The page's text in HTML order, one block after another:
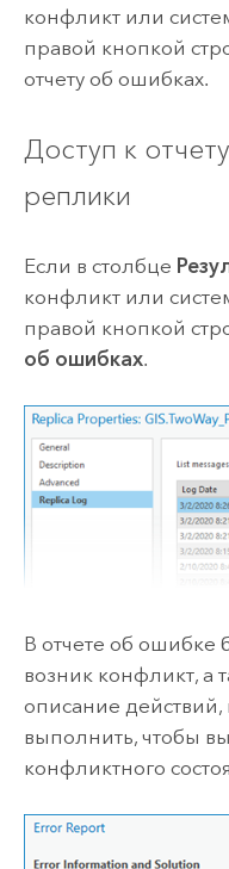
конфликт или
правой кнопкой
отчету об ошибках.
Доступ к
реплики
Если в столбце
конфликт или
правой кнопкой
об ошибках.
В отчете об ошибке
возник конфликт, а
описание
выполнить, чтобы
конфликтного